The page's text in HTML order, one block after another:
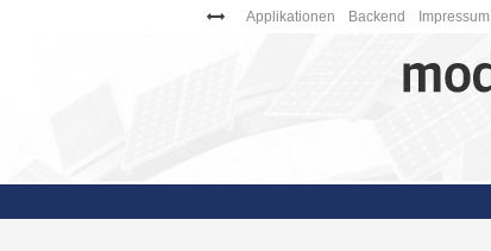
Applikationen Backend Impressum